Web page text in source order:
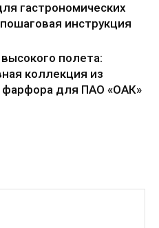
гастрономических
инструкция
полета:
коллекция из
фарфора для ПАО «ОАК»